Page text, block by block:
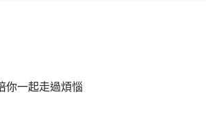
你一起走過煩惱